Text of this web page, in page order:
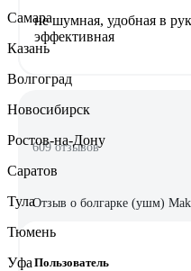
не шумная, удобная в
эффективная
609 отзывов
Отзыв о болгарке (ушм)
Пользователь
Самара
Казань
Волгоград
Новосибирск
Ростов-на-Дону
Саратов
Тула
Тюмень
Уфа